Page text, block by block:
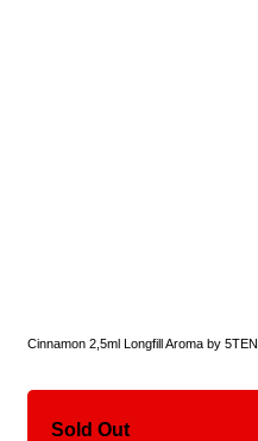
Cinnamon 2,5ml Longfill Aroma by 5TEN
Sold Out